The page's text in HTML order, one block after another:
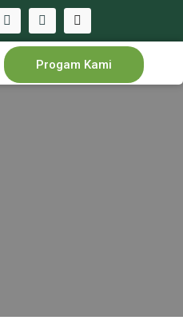
Progam Kami